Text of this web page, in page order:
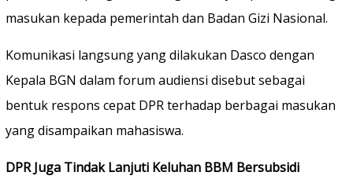
masukan kepada pemerintah dan Badan Gizi Nasional.
Komunikasi langsung yang dilakukan Dasco dengan
Kepala BGN dalam forum audiensi disebut sebagai
bentuk respons cepat DPR terhadap berbagai masukan
yang disampaikan mahasiswa.
DPR Juga Tindak Lanjuti Keluhan BBM Bersubsidi